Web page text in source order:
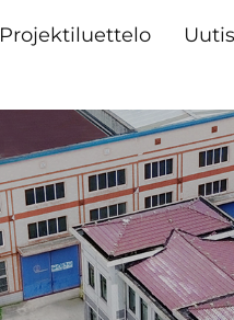
Projektiluettelo